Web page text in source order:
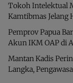
Tokoh Intelektual
Kamtibmas Jelang
Pemprov Papua
Akun IKM OAP di
Mantan Kadis
Langka,